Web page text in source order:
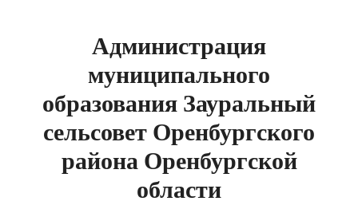
Администрация
муниципального
образования Зауральный
сельсовет Оренбургского
района Оренбургской
области